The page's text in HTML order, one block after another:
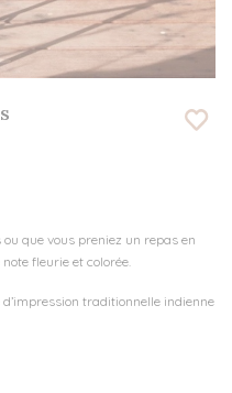
que vous preniez un repas en
fleurie et colorée.
traditionnelle indienne